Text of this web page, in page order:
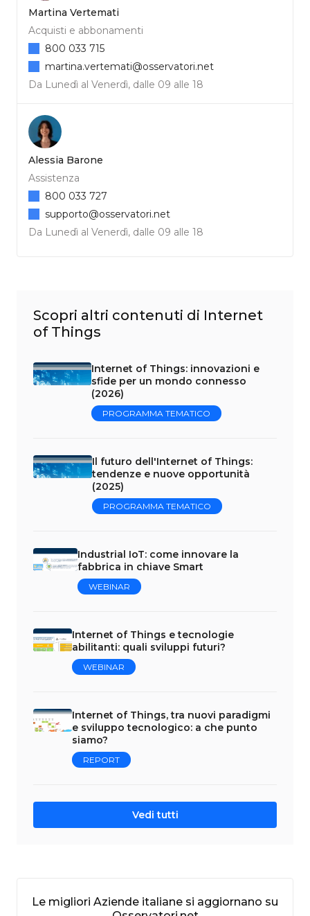
Martina Vertemati
Acquisti e abbonamenti
Da Lunedì al Venerdì, dalle 09 alle 18
800 033 715
martina.vertemati@osservatori.net
Alessia Barone
Assistenza
Da Lunedì al Venerdì, dalle 09 alle 18
800 033 727
supporto@osservatori.net
Scopri altri contenuti di Internet
of Things
Internet of Things: innovazioni e
sfide per un mondo connesso
(2026)
PROGRAMMA TEMATICO
Il futuro dell'Internet of Things:
tendenze e nuove opportunità
(2025)
PROGRAMMA TEMATICO
Industrial IoT: come innovare la
fabbrica in chiave Smart
WEBINAR
Internet of Things e tecnologie
abilitanti: quali sviluppi futuri?
WEBINAR
Internet of Things, tra nuovi paradigmi
e sviluppo tecnologico: a che punto
siamo?
REPORT
Vedi tutti
Le migliori Aziende italiane si aggiornano su